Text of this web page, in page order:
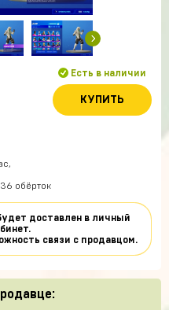
Есть в наличии
КУПИТЬ
обёрток
доставлен в личный
связи с продавцом.